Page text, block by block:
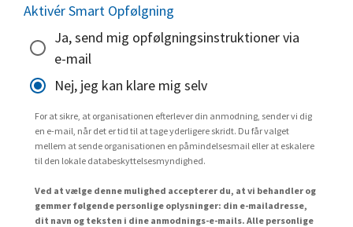
Aktivér Smart Opfølgning
Ja, send mig opfølgningsinstruktioner via
e-mail
Nej, jeg kan klare mig selv
For at sikre, at organisationen efterlever din anmodning, sender vi dig
en e-mail, når det er tid til at tage yderligere skridt. Du får valget
mellem at sende organisationen en påmindelsesmail eller at eskalere
til den lokale databeskyttelsesmyndighed.
Ved at vælge denne mulighed accepterer du, at vi behandler og
gemmer følgende personlige oplysninger: din e-mailadresse,
dit navn og teksten i dine anmodnings-e-mails. Alle personlige